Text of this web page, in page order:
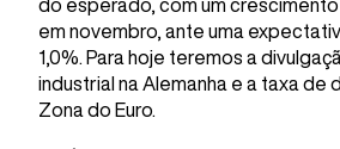
do esperado, com um
em novembro, ante uma
1,0%. Para hoje teremos a
industrial na Alemanha e a taxa de
Zona do Euro.